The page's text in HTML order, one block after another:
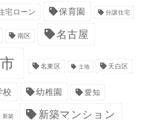
宅ローン 保育園 分譲住宅
南区 名古屋
名東区 土地 天白区
校 幼稚園 愛知
新築 新築マンション